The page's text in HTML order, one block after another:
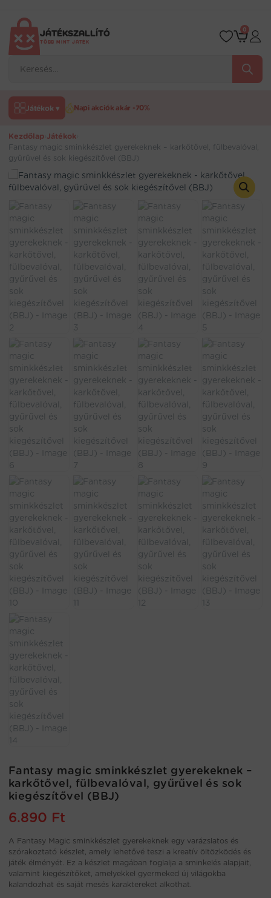
tartalomraJÁTÉKSZALLÍTÓ
TÖBB MINT JÁTÉK
search
0
Játékok ▾ Napi akciók akár -70%
Kezdőlap Játékok
Fantasy magic sminkkészlet gyerekeknek – karkőtővel, fülbevalóval,
gyűrűvel és sok kiegészítővel (BBJ)
Fantasy magic sminkkészlet gyerekeknek –
karkőtővel, fülbevalóval, gyűrűvel és sok
kiegészítővel (BBJ)
6.890 Ft
A Fantasy Magic sminkkészlet gyerekeknek egy varázslatos és
szórakoztató készlet, amely lehetővé teszi a kreatív öltözködés és
játék élményét. Ez a készlet magában foglalja a sminkelés alapjait,
valamint kiegészítőket, amelyekkel gyermeked új világokba
kalandozhat és saját mesés karaktereket alkothat.